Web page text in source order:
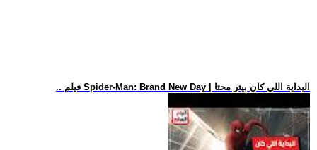
.. فيلم Spider-Man: Brand New Day | البداية اللي كان بيتر محتا